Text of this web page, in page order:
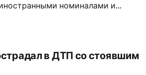
номиналами и
операциями на Пхукете и в
в ДТП со стоявшим